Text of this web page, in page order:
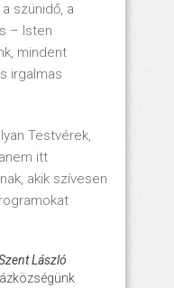
szünidő, a
– Isten
mindent
irgalmas
Testvérek,
itt
akik szívesen
László